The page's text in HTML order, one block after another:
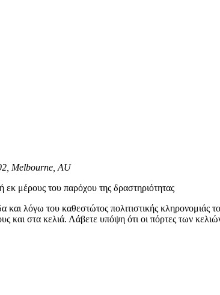
Melbourne, AU
μέρους του παρόχου της δραστηριότητας
λόγω του καθεστώτος πολιτιστικής κληρονομιάς
και στα κελιά. Λάβετε υπόψη ότι οι πόρτες των